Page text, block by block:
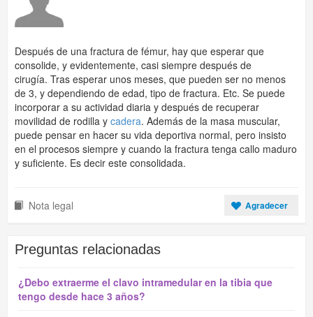
Después de una fractura de fémur, hay que esperar que
consolide, y evidentemente, casi siempre después de
cirugía. Tras esperar unos meses, que pueden ser no menos
de 3, y dependiendo de edad, tipo de fractura. Etc. Se puede
incorporar a su actividad diaria y después de recuperar
movilidad de rodilla y cadera. Además de la masa muscular,
puede pensar en hacer su vida deportiva normal, pero insisto
en el procesos siempre y cuando la fractura tenga callo maduro
y suficiente. Es decir este consolidada.
Nota legal Agradecer
Preguntas relacionadas
¿Debo extraerme el clavo intramedular en la tibia que
tengo desde hace 3 años?